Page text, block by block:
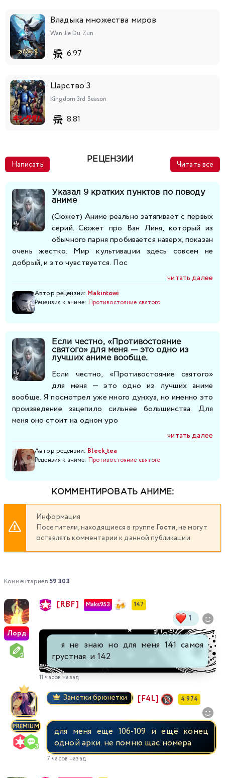
148 149
Владыка множества миров
Wan Jie Du Zun
6.97
Царство 3
Kingdom 3rd Season
8.81
Написать
РЕЦЕНЗИИ
Читать все
Указал 9 кратких пунктов по поводу
аниме
(Сюжет) Аниме реально затягивает с первых
серий. Сюжет про Ван Линя, который из
обычного парня пробивается наверх, показан
очень жестко. Мир культивации здесь совсем не
добрый, и это чувствуется. Пос
читать далее
Автор рецензии: Makintowi
Рецензия к аниме: Противостояние святого
Если честно, «Противостояние
святого» для меня — это одно из
лучших аниме вообще.
Если честно, «Противостояние святого»
для меня — это одно из лучших аниме
вообще. Я посмотрел уже много дунхуа, но именно это
произведение зацепило сильнее большинства. Для
меня оно стоит на одном уро
читать далее
Автор рецензии: Bleck_tea
Рецензия к аниме: Противостояние святого
КОММЕНТИРОВАТЬ АНИМЕ:
Информация
Посетители, находящиеся в группе Гости, не могут
оставлять комментарии к данной публикации.
Комментариев 59 303
Лорд
[RBF] Maks953 147
1
я не знаю но для меня 141 самоя
грустная и 142
11 часов назад
PREMIUM
Заметки брюнетки [F4L] 4 974
для меня еще 106-109 и ещё конец
одной арки. не помню щас номера
7 часов назад